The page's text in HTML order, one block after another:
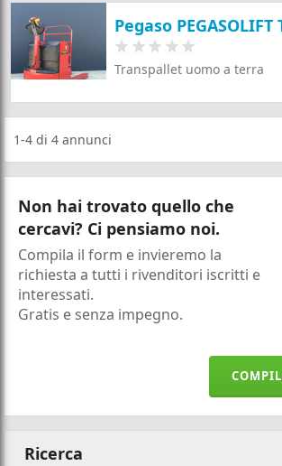
Transpallet uomo a terra
1-4 di4annunci
Non hai trovato quello che
cercavi? Ci pensiamo noi.
Compila il form e invieremo la
richiesta a tutti i rivenditori iscritti e
interessati.
Gratis e senza impegno.
Ricerca